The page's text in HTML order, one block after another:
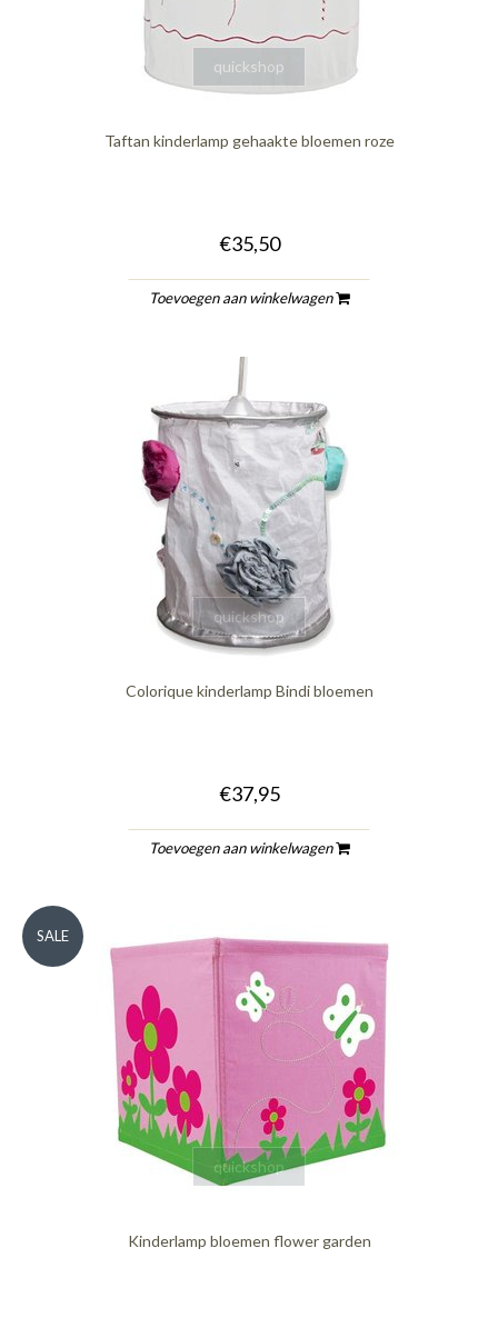
quickshop
Taftan kinderlamp gehaakte bloemen roze
€35,50
Toevoegen aan winkelwagen
quickshop
Colorique kinderlamp Bindi bloemen
€37,95
Toevoegen aan winkelwagen
quickshop
SALE
Kinderlamp bloemen flower garden